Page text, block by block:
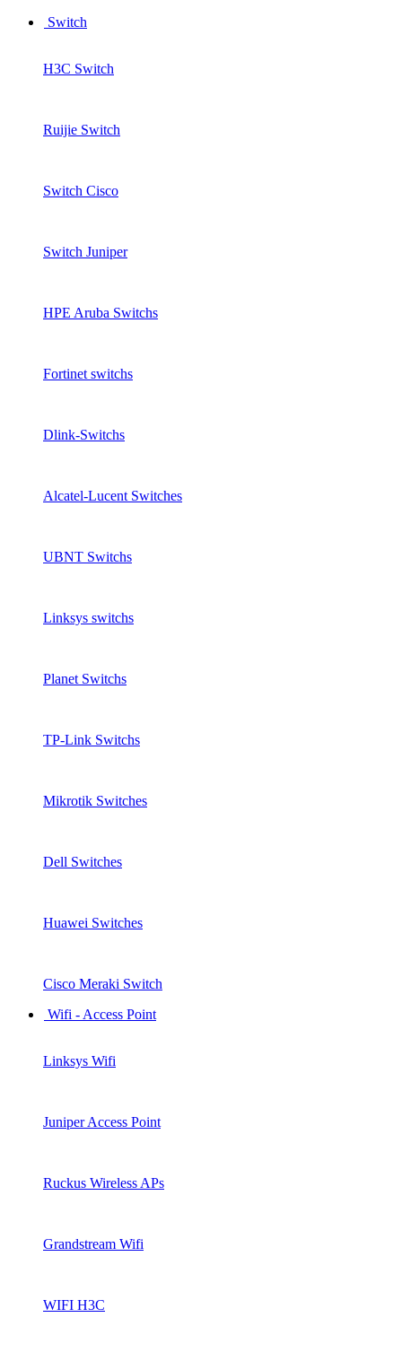
Switch
H3C Switch
Ruijie Switch
Switch Cisco
Switch Juniper
HPE Aruba Switchs
Fortinet switchs
Dlink-Switchs
Alcatel-Lucent Switches
UBNT Switchs
Linksys switchs
Planet Switchs
TP-Link Switchs
Mikrotik Switches
Dell Switches
Huawei Switches
Cisco Meraki Switch
Wifi - Access Point
Linksys Wifi
Juniper Access Point
Ruckus Wireless APs
Grandstream Wifi
WIFI H3C